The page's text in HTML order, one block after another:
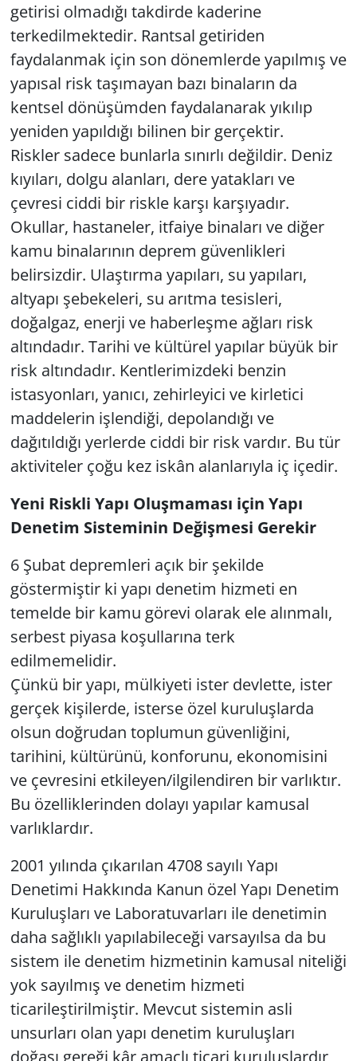
getirisi olmadığı takdirde kaderine
terkedilmektedir. Rantsal getiriden
faydalanmak için son dönemlerde yapılmış ve
yapısal risk taşımayan bazı binaların da
kentsel dönüşümden faydalanarak yıkılıp
yeniden yapıldığı bilinen bir gerçektir.
Riskler sadece bunlarla sınırlı değildir. Deniz
kıyıları, dolgu alanları, dere yatakları ve
çevresi ciddi bir riskle karşı karşıyadır.
Okullar, hastaneler, itfaiye binaları ve diğer
kamu binalarının deprem güvenlikleri
belirsizdir. Ulaştırma yapıları, su yapıları,
altyapı şebekeleri, su arıtma tesisleri,
doğalgaz, enerji ve haberleşme ağları risk
altındadır. Tarihi ve kültürel yapılar büyük bir
risk altındadır. Kentlerimizdeki benzin
istasyonları, yanıcı, zehirleyici ve kirletici
maddelerin işlendiği, depolandığı ve
dağıtıldığı yerlerde ciddi bir risk vardır. Bu tür
aktiviteler çoğu kez iskân alanlarıyla iç içedir.
Yeni Riskli Yapı Oluşmaması için Yapı
Denetim Sisteminin Değişmesi Gerekir
6 Şubat depremleri açık bir şekilde
göstermiştir ki yapı denetim hizmeti en
temelde bir kamu görevi olarak ele alınmalı,
serbest piyasa koşullarına terk
edilmemelidir.
Çünkü bir yapı, mülkiyeti ister devlette, ister
gerçek kişilerde, isterse özel kuruluşlarda
olsun doğrudan toplumun güvenliğini,
tarihini, kültürünü, konforunu, ekonomisini
ve çevresini etkileyen/ilgilendiren bir varlıktır.
Bu özelliklerinden dolayı yapılar kamusal
varlıklardır.
2001 yılında çıkarılan 4708 sayılı Yapı
Denetimi Hakkında Kanun özel Yapı Denetim
Kuruluşları ve Laboratuvarları ile denetimin
daha sağlıklı yapılabileceği varsayılsa da bu
sistem ile denetim hizmetinin kamusal niteliği
yok sayılmış ve denetim hizmeti
ticarileştirilmiştir. Mevcut sistemin asli
unsurları olan yapı denetim kuruluşları